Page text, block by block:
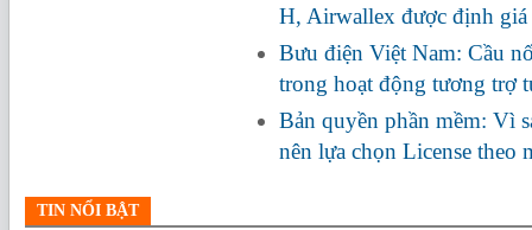
H, Airwallex được định
Bưu điện Việt Nam: Cầu
trong hoạt động tương trợ
Bản quyền phần mềm: Vì
nên lựa chọn License theo
TIN NỔI BẬT